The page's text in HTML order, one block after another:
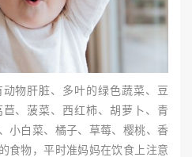
物肝脏、多叶的绿色蔬菜、豆
、菠菜、西红柿、胡萝卜、青
小白菜、橘子、草莓、樱桃、香
食物，平时准妈妈在饮食上注意